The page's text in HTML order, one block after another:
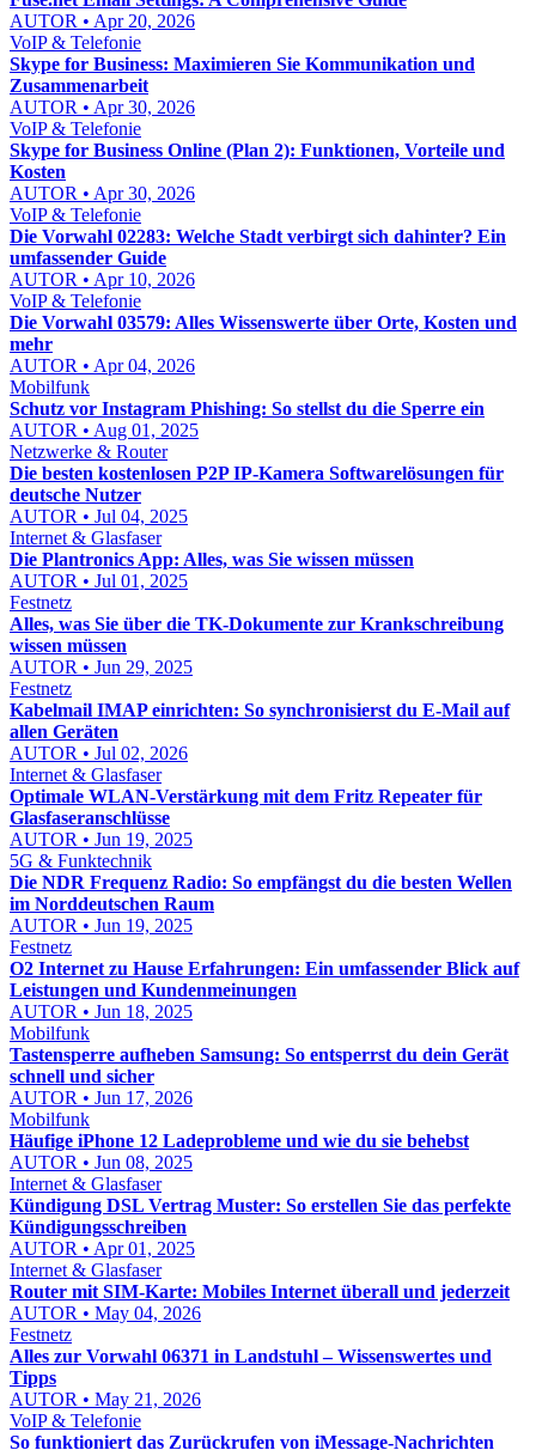
AUTOR • Apr 20, 2026
VoIP & Telefonie
Skype for Business: Maximieren Sie Kommunikation und
Zusammenarbeit
AUTOR • Apr 30, 2026
VoIP & Telefonie
Skype for Business Online (Plan 2): Funktionen, Vorteile und
Kosten
AUTOR • Apr 30, 2026
VoIP & Telefonie
Die Vorwahl 02283: Welche Stadt verbirgt sich dahinter? Ein
umfassender Guide
AUTOR • Apr 10, 2026
VoIP & Telefonie
Die Vorwahl 03579: Alles Wissenswerte über Orte, Kosten und
mehr
AUTOR • Apr 04, 2026
Mobilfunk
Schutz vor Instagram Phishing: So stellst du die Sperre ein
AUTOR • Aug 01, 2025
Netzwerke & Router
Die besten kostenlosen P2P IP-Kamera Softwarelösungen für
deutsche Nutzer
AUTOR • Jul 04, 2025
Internet & Glasfaser
Die Plantronics App: Alles, was Sie wissen müssen
AUTOR • Jul 01, 2025
Festnetz
Alles, was Sie über die TK-Dokumente zur Krankschreibung
wissen müssen
AUTOR • Jun 29, 2025
Festnetz
Kabelmail IMAP einrichten: So synchronisierst du E-Mail auf
allen Geräten
AUTOR • Jul 02, 2026
Internet & Glasfaser
Optimale WLAN-Verstärkung mit dem Fritz Repeater für
Glasfaseranschlüsse
AUTOR • Jun 19, 2025
5G & Funktechnik
Die NDR Frequenz Radio: So empfängst du die besten Wellen
im Norddeutschen Raum
AUTOR • Jun 19, 2025
Festnetz
O2 Internet zu Hause Erfahrungen: Ein umfassender Blick auf
Leistungen und Kundenmeinungen
AUTOR • Jun 18, 2025
Mobilfunk
Tastensperre aufheben Samsung: So entsperrst du dein Gerät
schnell und sicher
AUTOR • Jun 17, 2026
Mobilfunk
Häufige iPhone 12 Ladeprobleme und wie du sie behebst
AUTOR • Jun 08, 2025
Internet & Glasfaser
Kündigung DSL Vertrag Muster: So erstellen Sie das perfekte
Kündigungsschreiben
AUTOR • Apr 01, 2025
Internet & Glasfaser
Router mit SIM-Karte: Mobiles Internet überall und jederzeit
AUTOR • May 04, 2026
Festnetz
Alles zur Vorwahl 06371 in Landstuhl – Wissenswertes und
Tipps
AUTOR • May 21, 2026
VoIP & Telefonie
So funktioniert das Zurückrufen von iMessage-Nachrichten